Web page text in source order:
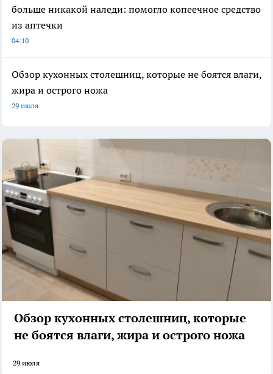
больше никакой наледи: помогло копеечное средство
из аптечки
04:10
Обзор кухонных столешниц, которые не боятся влаги,
жира и острого ножа
29 июля
Обзор кухонных столешниц, которые
не боятся влаги, жира и острого ножа
29 июля